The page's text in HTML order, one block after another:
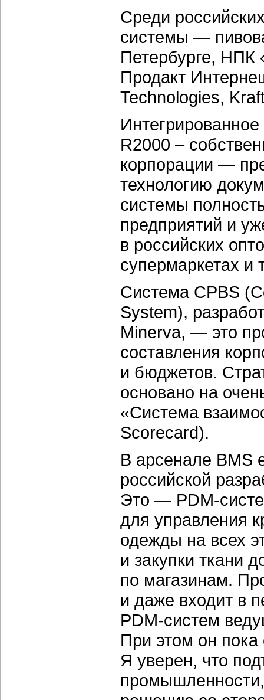
Среди
системы —
Петербурге, НПК
Продакт
Technologies,
R2000 –
корпорации —
технологию
системы
предприятий и
в российских
супермаркетах и
Система CPBS
System),
Minerva, — это
составления
и бюджетов.
основано на
«Система
Scorecard).
В арсенале BMS
российской
Это — PDM-
для управления
одежды на всех
и закупки ткани
по магазинам.
и даже входит в
PDM-систем
При этом он
Я уверен, что